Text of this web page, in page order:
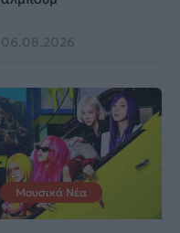
06.08.2026
Μουσικά Νέα